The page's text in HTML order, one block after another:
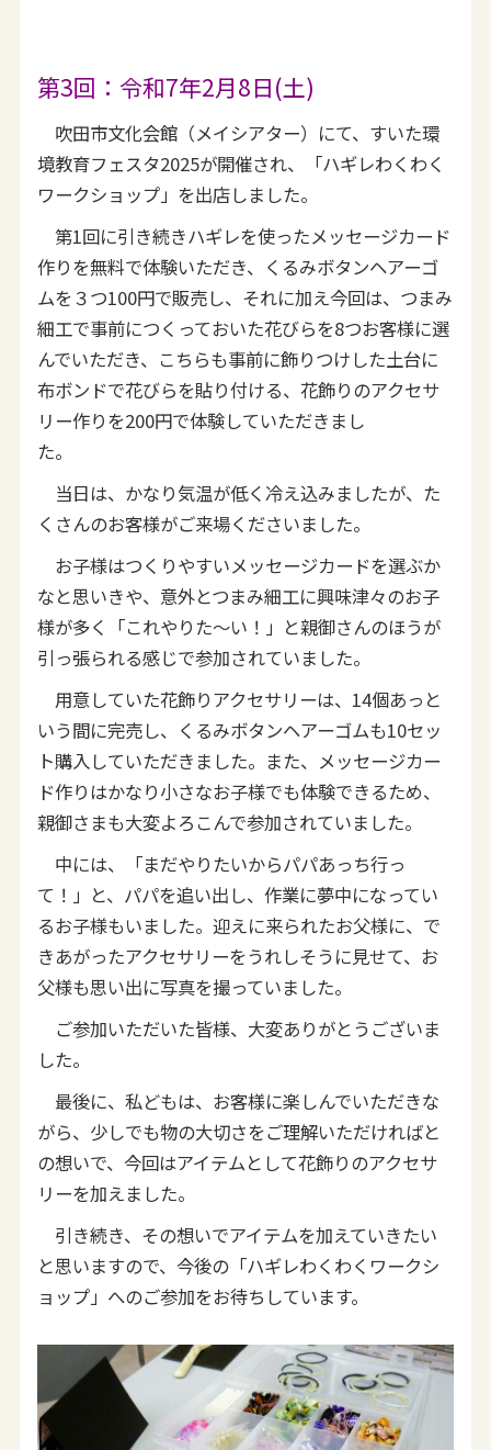
第3回：令和7年2月8日(土)
吹田市文化会館（メイシアター）にて、すいた環
境教育フェスタ2025が開催され、「ハギレわくわく
ワークショップ」を出店しました。
第1回に引き続きハギレを使ったメッセージカード
作りを無料で体験いただき、くるみボタンヘアーゴ
ムを３つ100円で販売し、それに加え今回は、つまみ
細工で事前につくっておいた花びらを8つお客様に選
んでいただき、こちらも事前に飾りつけした土台に
布ボンドで花びらを貼り付ける、花飾りのアクセサ
リー作りを200円で体験していただきまし
た。
当日は、かなり気温が低く冷え込みましたが、た
くさんのお客様がご来場くださいました。
お子様はつくりやすいメッセージカードを選ぶか
なと思いきや、意外とつまみ細工に興味津々のお子
様が多く「これやりた～い！」と親御さんのほうが
引っ張られる感じで参加されていました。
用意していた花飾りアクセサリーは、14個あっと
いう間に完売し、くるみボタンヘアーゴムも10セッ
ト購入していただきました。また、メッセージカー
ド作りはかなり小さなお子様でも体験できるため、
親御さまも大変よろこんで参加されていました。
中には、「まだやりたいからパパあっち行っ
て！」と、パパを追い出し、作業に夢中になってい
るお子様もいました。迎えに来られたお父様に、で
きあがったアクセサリーをうれしそうに見せて、お
父様も思い出に写真を撮っていました。
ご参加いただいた皆様、大変ありがとうございま
した。
最後に、私どもは、お客様に楽しんでいただきな
がら、少しでも物の大切さをご理解いただければと
の想いで、今回はアイテムとして花飾りのアクセサ
リーを加えました。
引き続き、その想いでアイテムを加えていきたい
と思いますので、今後の「ハギレわくわくワークシ
ョップ」へのご参加をお待ちしています。